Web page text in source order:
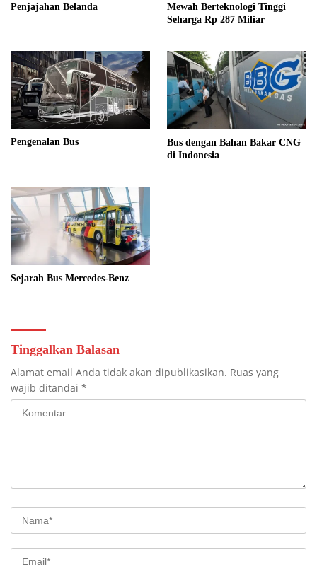
Penjajahan Belanda
Mewah Berteknologi Tinggi
Seharga Rp 287 Miliar
Pengenalan Bus
Bus dengan Bahan Bakar CNG
di Indonesia
Sejarah Bus Mercedes-Benz
Tinggalkan Balasan
Alamat email Anda tidak akan dipublikasikan. Ruas yang
wajib ditandai *